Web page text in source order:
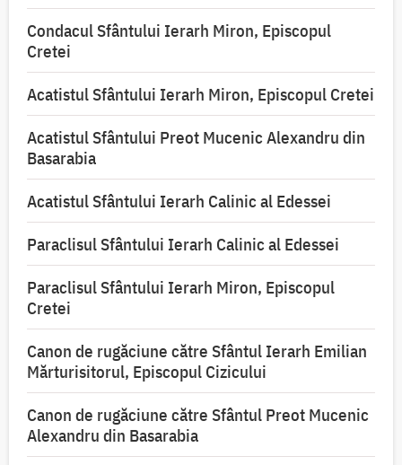
Condacul Sfântului Ierarh Miron, Episcopul
Cretei
Acatistul Sfântului Ierarh Miron, Episcopul Cretei
Acatistul Sfântului Preot Mucenic Alexandru din
Basarabia
Acatistul Sfântului Ierarh Calinic al Edessei
Paraclisul Sfântului Ierarh Calinic al Edessei
Paraclisul Sfântului Ierarh Miron, Episcopul
Cretei
Canon de rugăciune către Sfântul Ierarh Emilian
Mărturisitorul, Episcopul Cizicului
Canon de rugăciune către Sfântul Preot Mucenic
Alexandru din Basarabia